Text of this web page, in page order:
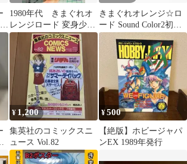
1980年代 きまぐれオ
レンジロード 変身少女
あかね B2ポスター 新
品未使用
きまぐれオレンジ☆ロ
ード Sound Color2初回
生産限定盤特典ピンナ
¥ 1,200
集英社のコミックスニ
ュース Vol.82
¥500
【絶版】ホビージャパ
ンEX 1989年発行